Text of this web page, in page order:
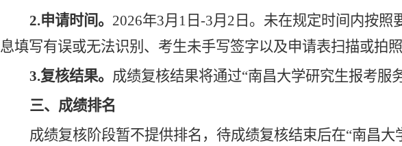
2.申请时间。 2026年3月 1 日-3月2日。未在规定时间内按照
息填写有误或无法识别、考生未手写签字以及申请表扫描或拍
3.复核结果。 成绩复核结果将通过“南昌大学研究生报考服
三、成绩排名
成绩复核阶段暂不提供排名，待成绩复核结束后在“南昌